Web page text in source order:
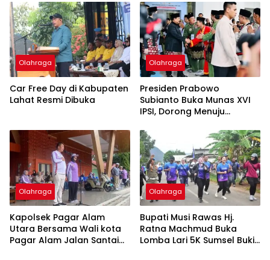
ke-81 RI
Olahraga
Car Free Day di Kabupaten
Lahat Resmi Dibuka
Olahraga
Presiden Prabowo
Subianto Buka Munas XVI
IPSI, Dorong Menuju
Olahraga
Kapolsek Pagar Alam
Utara Bersama Wali kota
Pagar Alam Jalan Santai
Olahraga
Bupati Musi Rawas Hj.
Ratna Machmud Buka
Lomba Lari 5K Sumsel Bukit